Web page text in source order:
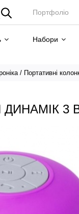
Портфоліо
Набори
Портативні
3